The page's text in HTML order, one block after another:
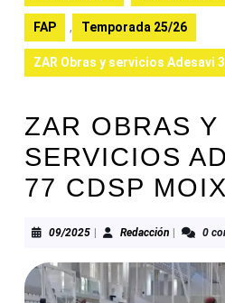
FAP , Temporada 25/26
ZAR Obras y servicios Adesavi
ZAR OBRAS Y
SERVICIOS
77 CDSP
09/202509/2025RedacciónRedacción
0